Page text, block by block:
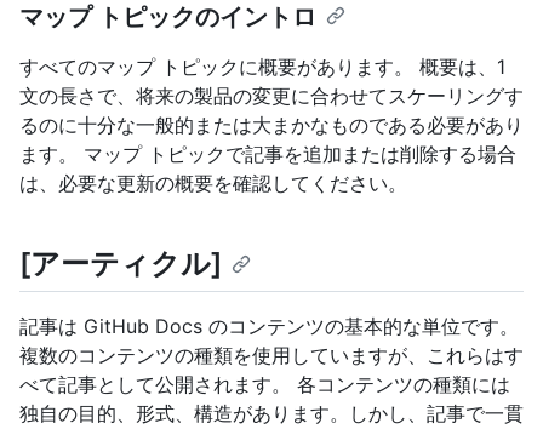
マップ トピックのイントロ
すべてのマップ トピックに概要があります。 概要は、1
文の長さで、将来の製品の変更に合わせてスケーリングす
るのに十分な一般的または大まかなものである必要があり
ます。 マップ トピックで記事を追加または削除する場合
は、必要な更新の概要を確認してください。
[アーティクル]
記事は GitHub Docs のコンテンツの基本的な単位です。
複数のコンテンツの種類を使用していますが、これらはす
べて記事として公開されます。 各コンテンツの種類には
独自の目的、形式、構造があります。しかし、記事で一貫